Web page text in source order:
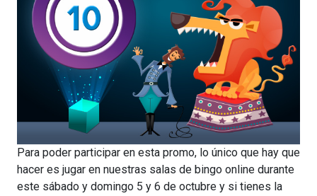
Para poder participar en esta promo, lo único que hay que
hacer es jugar en nuestras salas de bingo online durante
este sábado y domingo 5 y 6 de octubre y si tienes la